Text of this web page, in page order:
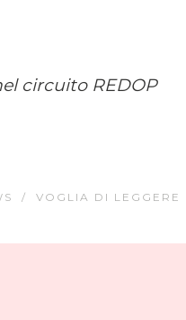
circuito REDOP
/ VOGLIA DI LEGGERE